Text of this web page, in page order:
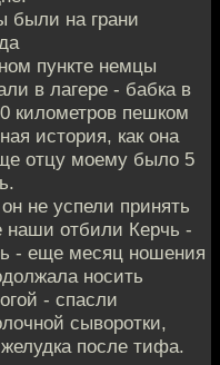
были на грани
пункте немцы
в лагере - бабка в
километров пешком
история, как она
отцу моему было 5
не успели принять
наши отбили Керчь -
- еще месяц ношения
носить
- спасли
сыворотки,
после тифа.